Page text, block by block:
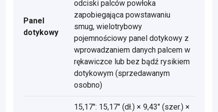
Panel
dotykowy
odciski palców powłoka
zapobiegająca powstawaniu
smug, wielotrybowy
pojemnościowy panel dotykowy z
wprowadzaniem danych palcem w
rękawiczce lub bez bądź rysikiem
dotykowym (sprzedawanym
osobno)
15,17": 15,17" (dł.) × 9,43" (szer.) ×